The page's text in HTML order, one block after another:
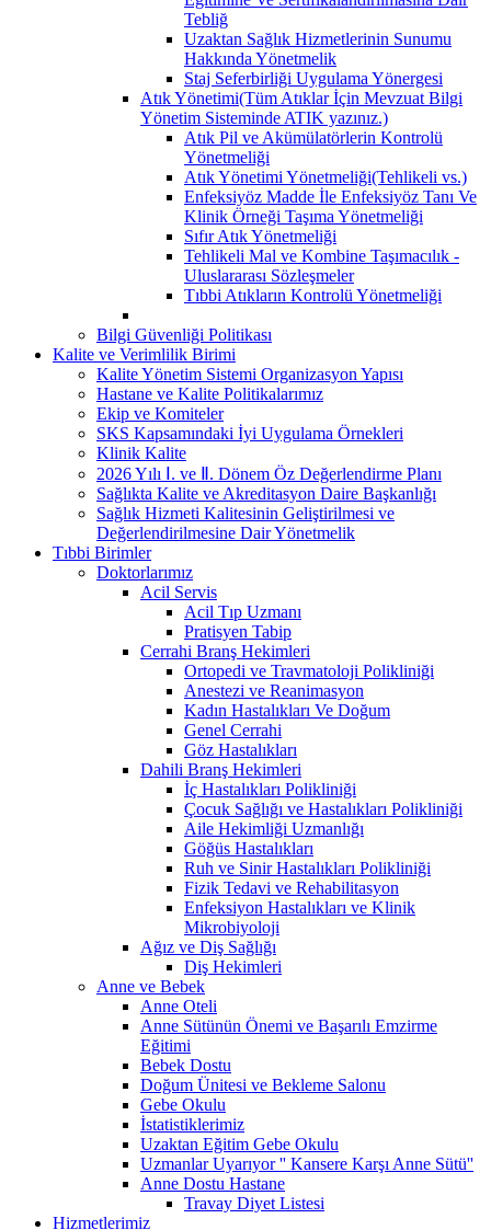
Tebliğ
Uzaktan Sağlık Hizmetlerinin Sunumu
Hakkında Yönetmelik
Staj Seferbirliği Uygulama Yönergesi
Atık Yönetimi(Tüm Atıklar İçin Mevzuat Bilgi
Yönetim Sisteminde ATIK yazınız.)
Atık Pil ve Akümülatörlerin Kontrolü
Yönetmeliği
Atık Yönetimi Yönetmeliği(Tehlikeli vs.)
Enfeksiyöz Madde İle Enfeksiyöz Tanı Ve
Klinik Örneği Taşıma Yönetmeliği
Sıfır Atık Yönetmeliği
Tehlikeli Mal ve Kombine Taşımacılık -
Uluslararası Sözleşmeler
Tıbbi Atıkların Kontrolü Yönetmeliği
Bilgi Güvenliği Politikası
Kalite ve Verimlilik Birimi
Kalite Yönetim Sistemi Organizasyon Yapısı
Hastane ve Kalite Politikalarımız
Ekip ve Komiteler
SKS Kapsamındaki İyi Uygulama Örnekleri
Klinik Kalite
2026 Yılı Ⅰ. ve Ⅱ. Dönem Öz Değerlendirme Planı
Sağlıkta Kalite ve Akreditasyon Daire Başkanlığı
Sağlık Hizmeti Kalitesinin Geliştirilmesi ve
Değerlendirilmesine Dair Yönetmelik
Tıbbi Birimler
Doktorlarımız
Acil Servis
Acil Tıp Uzmanı
Pratisyen Tabip
Cerrahi Branş Hekimleri
Ortopedi ve Travmatoloji Polikliniği
Anestezi ve Reanimasyon
Kadın Hastalıkları Ve Doğum
Genel Cerrahi
Göz Hastalıkları
Dahili Branş Hekimleri
İç Hastalıkları Polikliniği
Çocuk Sağlığı ve Hastalıkları Polikliniği
Aile Hekimliği Uzmanlığı
Göğüs Hastalıkları
Ruh ve Sinir Hastalıkları Polikliniği
Fizik Tedavi ve Rehabilitasyon
Enfeksiyon Hastalıkları ve Klinik
Mikrobiyoloji
Ağız ve Diş Sağlığı
Diş Hekimleri
Anne ve Bebek
Anne Oteli
Anne Sütünün Önemi ve Başarılı Emzirme
Eğitimi
Bebek Dostu
Doğum Ünitesi ve Bekleme Salonu
Gebe Okulu
İstatistiklerimiz
Uzaktan Eğitim Gebe Okulu
Uzmanlar Uyarıyor '' Kansere Karşı Anne Sütü''
Anne Dostu Hastane
Travay Diyet Listesi
Hizmetlerimiz